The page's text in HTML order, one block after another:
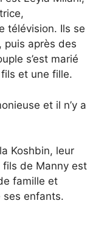
télévision. Ils se
puis après des
s’est marié
et une fille.
et il n’y a
Koshbin, leur
fils de Manny est
famille et
ses enfants.